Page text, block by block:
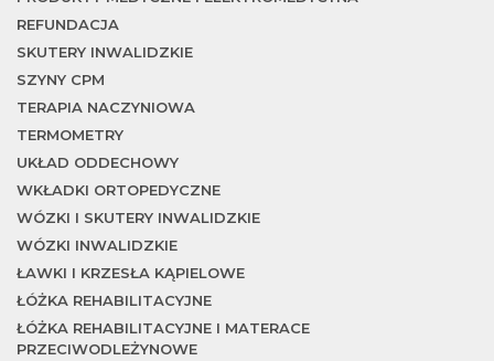
REFUNDACJA
SKUTERY INWALIDZKIE
SZYNY CPM
TERAPIA NACZYNIOWA
TERMOMETRY
UKŁAD ODDECHOWY
WKŁADKI ORTOPEDYCZNE
WÓZKI I SKUTERY INWALIDZKIE
WÓZKI INWALIDZKIE
ŁAWKI I KRZESŁA KĄPIELOWE
ŁÓŻKA REHABILITACYJNE
ŁÓŻKA REHABILITACYJNE I MATERACE
PRZECIWODLEŻYNOWE